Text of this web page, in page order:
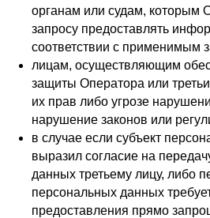
органам или судам, которым
запросу предоставлять
соответствии с применимым
лицам, осуществляющим
защиты Оператора или
их прав либо угрозе
нарушение законов или
в случае если субъект
выразил согласие на
данных третьему лицу, либо
персональных данных
предоставления прямо